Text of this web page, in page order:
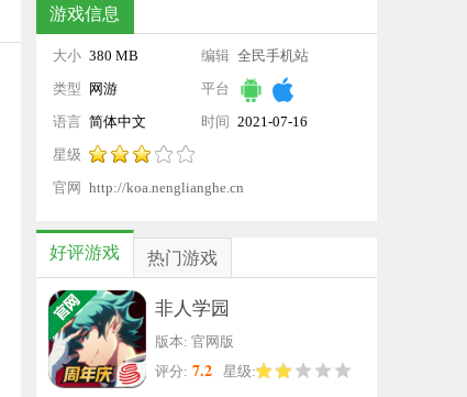
游戏信息
大小 380 MB 编辑 全民手机站
类型
网游
平台
语言 简体中文 时间 2021-07-16
星级
官网 http://koa.nenglianghe.cn
好评游戏 热门游戏
非人学园
版本: 官网版
评分: 7.2 星级: